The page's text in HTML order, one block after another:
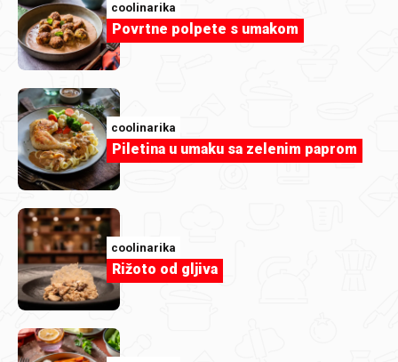
Evichen123
Griz pita s kokosom.jpg
coolinarika
Povrtne polpete s umakom
coolinarika
Piletina u umaku sa zelenim paprom
coolinarika
Rižoto od gljiva